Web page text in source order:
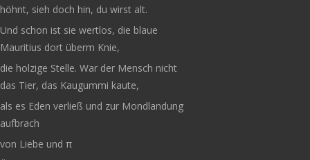
höhnt, sieh doch hin, du wirst alt.
Und schon ist sie wertlos, die blaue
Mauritius dort überm Knie,
die holzige Stelle. War der Mensch nicht
das Tier, das Kaugummi kaute,
als es Eden verließ und zur Mondlandung
aufbrach
von Liebe und π